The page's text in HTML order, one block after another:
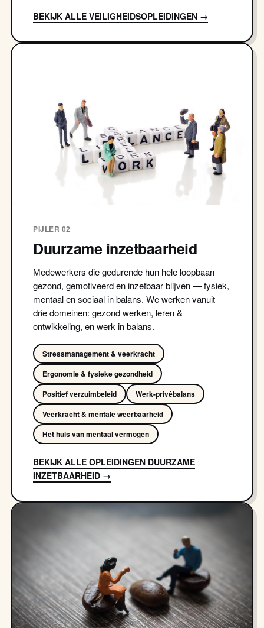
BEKIJK ALLE VEILIGHEIDSOPLEIDINGEN →
PIJLER 02
Duurzame inzetbaarheid
Medewerkers die gedurende hun hele loopbaan
gezond, gemotiveerd en inzetbaar blijven — fysiek,
mentaal en sociaal in balans. We werken vanuit
drie domeinen: gezond werken, leren &
ontwikkeling, en werk in balans.
Stressmanagement & veerkracht
Ergonomie & fysieke gezondheid
Positief verzuimbeleid
Werk-privébalans
Veerkracht & mentale weerbaarheid
Het huis van mentaal vermogen
BEKIJK ALLE OPLEIDINGEN DUURZAME
INZETBAARHEID →